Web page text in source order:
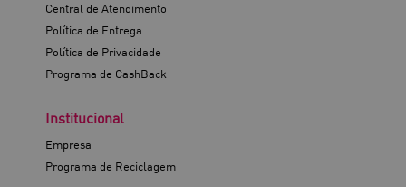
Central de Atendimento
Política de Entrega
Política de Privacidade
Programa de CashBack
Institucional
Empresa
Programa de Reciclagem